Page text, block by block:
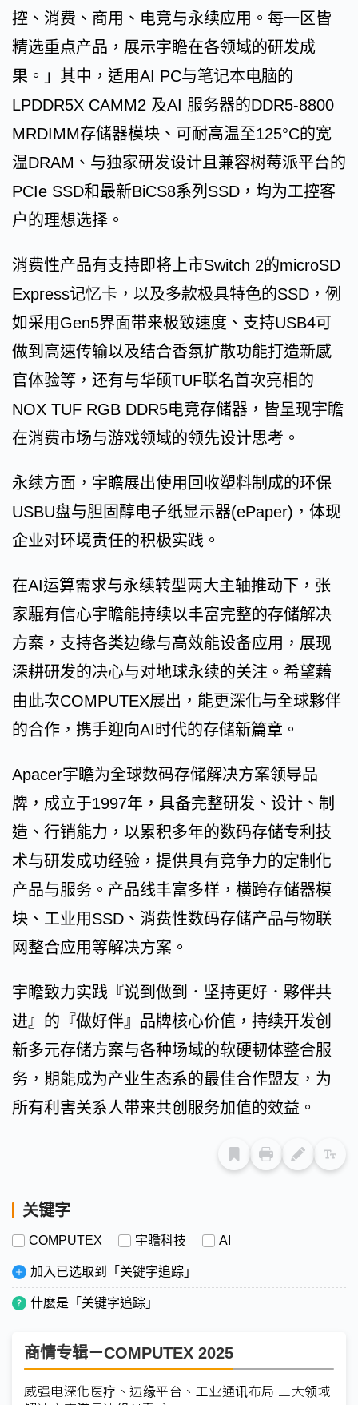
控、消费、商用、电竞与永续应用。每一区皆
精选重点产品，展示宇瞻在各领域的研发成
果。」其中，适用AI PC与笔记本电脑的
LPDDR5X CAMM2 及AI 服务器的DDR5-8800
MRDIMM存储器模块、可耐高温至125°C的宽
温DRAM、与独家研发设计且兼容树莓派平台的
PCIe SSD和最新BiCS8系列SSD，均为工控客
户的理想选择。
消费性产品有支持即将上市Switch 2的microSD
Express记忆卡，以及多款极具特色的SSD，例
如采用Gen5界面带来极致速度、支持USB4可
做到高速传输以及结合香氛扩散功能打造新感
官体验等，还有与华硕TUF联名首次亮相的
NOX TUF RGB DDR5电竞存储器，皆呈现宇瞻
在消费市场与游戏领域的领先设计思考。
永续方面，宇瞻展出使用回收塑料制成的环保
USBU盘与胆固醇电子纸显示器(ePaper)，体现
企业对环境责任的积极实践。
在AI运算需求与永续转型两大主轴推动下，张
家騉有信心宇瞻能持续以丰富完整的存储解决
方案，支持各类边缘与高效能设备应用，展现
深耕研发的决心与对地球永续的关注。希望藉
由此次COMPUTEX展出，能更深化与全球夥伴
的合作，携手迎向AI时代的存储新篇章。
Apacer宇瞻为全球数码存储解决方案领导品
牌，成立于1997年，具备完整研发、设计、制
造、行销能力，以累积多年的数码存储专利技
术与研发成功经验，提供具有竞争力的定制化
产品与服务。产品线丰富多样，横跨存储器模
块、工业用SSD、消费性数码存储产品与物联
网整合应用等解决方案。
宇瞻致力实践『说到做到．坚持更好．夥伴共
进』的『做好伴』品牌核心价值，持续开发创
新多元存储方案与各种场域的软硬韧体整合服
务，期能成为产业生态系的最佳合作盟友，为
所有利害关系人带来共创服务加值的效益。
关键字
COMPUTEX 宇瞻科技 AI
加入已选取到「关键字追踪」
什麽是「关键字追踪」
商情专辑－COMPUTEX 2025
威强电深化医疗、边缘平台、工业通讯布局 三大领域